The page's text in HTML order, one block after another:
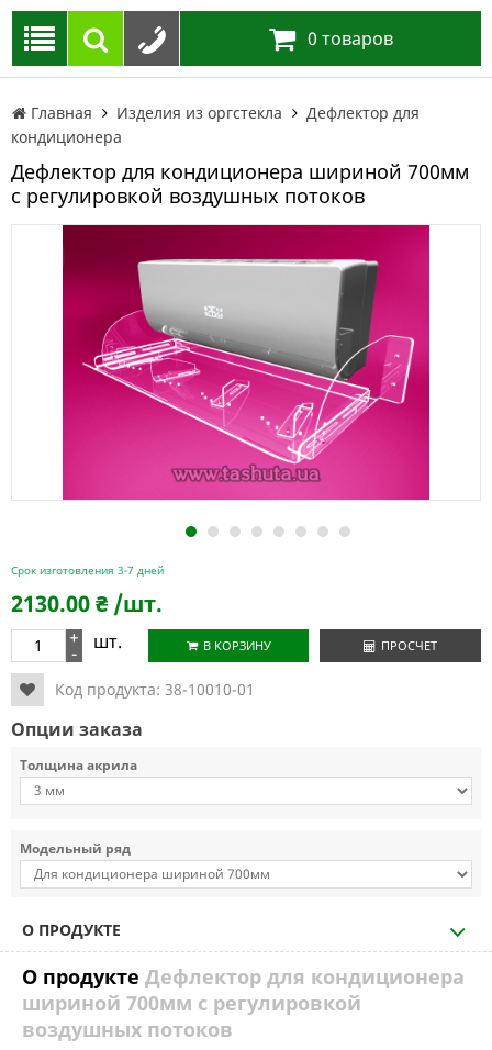
0 товаров
Главная Изделия из оргстекла
Дефлектор для
кондиционера
Дефлектор для кондиционера шириной 700мм
с регулировкой воздушных потоков
1 2 3 4 5 6 7 8
Срок изготовления 3-7 дней
2130.00₴ /шт.
+
- шт. В КОРЗИНУ ПРОСЧЕТ
Код продукта: 38-10010-01
Опции заказа
Толщина акрила
Модельный ряд
О ПРОДУКТЕ
О продукте Дефлектор для кондиционера
шириной 700мм с регулировкой
воздушных потоков